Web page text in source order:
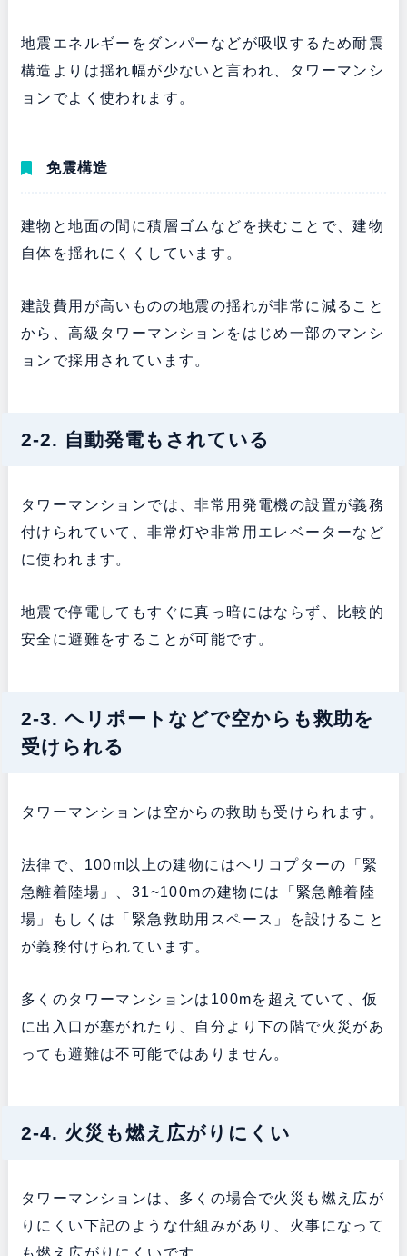
地震エネルギーをダンパーなどが吸収するため耐震
構造よりは揺れ幅が少ないと言われ、タワーマンシ
ョンでよく使われます。
免震構造
建物と地面の間に積層ゴムなどを挟むことで、建物
自体を揺れにくくしています。
建設費用が高いものの地震の揺れが非常に減ること
から、高級タワーマンションをはじめ一部のマンシ
ョンで採用されています。
2-2. 自動発電もされている
タワーマンションでは、非常用発電機の設置が義務
付けられていて、非常灯や非常用エレベーターなど
に使われます。
地震で停電してもすぐに真っ暗にはならず、比較的
安全に避難をすることが可能です。
2-3. ヘリポートなどで空からも救助を
受けられる
タワーマンションは空からの救助も受けられます。
法律で、100m以上の建物にはヘリコプターの「緊
急離着陸場」、31~100mの建物には「緊急離着陸
場」もしくは「緊急救助用スペース」を設けること
が義務付けられています。
多くのタワーマンションは100mを超えていて、仮
に出入口が塞がれたり、自分より下の階で火災があ
っても避難は不可能ではありません。
2-4. 火災も燃え広がりにくい
タワーマンションは、多くの場合で火災も燃え広が
りにくい下記のような仕組みがあり、火事になって